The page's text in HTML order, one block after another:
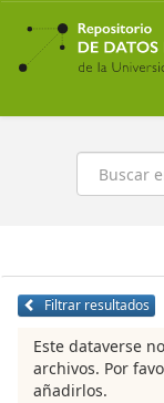
Ir
contenido
principal
Buscar
Filtrar resultados
Este dataverse
archivos. Por
añadirlos.